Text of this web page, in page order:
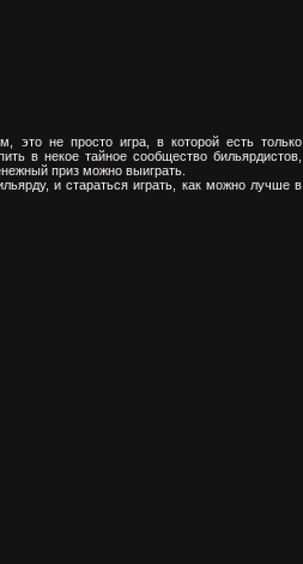
это не просто игра, в которой есть только
в некое тайное сообщество бильярдистов,
приз можно выиграть.
и стараться играть, как можно лучше в